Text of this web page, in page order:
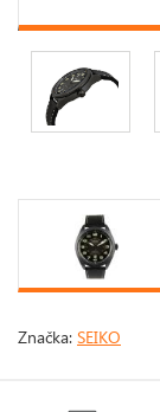
Značka: SEIKO